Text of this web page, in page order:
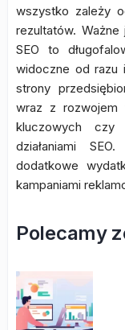
wszystko zależy
rezultatów.
SEO to
widoczne od razu
strony
wraz z rozwojem
kluczowych czy
działaniami
dodatkowe
kampaniami
Polecamy